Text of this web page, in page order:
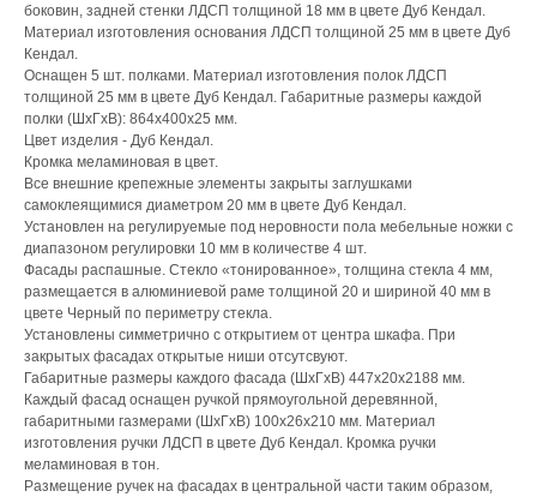
боковин, задней стенки ЛДСП толщиной 18 мм в цвете Дуб Кендал.
Материал изготовления основания ЛДСП толщиной 25 мм в цвете Дуб
Кендал.
Оснащен 5 шт. полками. Материал изготовления полок ЛДСП
толщиной 25 мм в цвете Дуб Кендал. Габаритные размеры каждой
полки (ШхГхВ): 864х400х25 мм.
Цвет изделия - Дуб Кендал.
Кромка меламиновая в цвет.
Все внешние крепежные элементы закрыты заглушками
самоклеящимися диаметром 20 мм в цвете Дуб Кендал.
Установлен на регулируемые под неровности пола мебельные ножки с
диапазоном регулировки 10 мм в количестве 4 шт.
Фасады распашные. Стекло «тонированное», толщина стекла 4 мм,
размещается в алюминиевой раме толщиной 20 и шириной 40 мм в
цвете Черный по периметру стекла.
Установлены симметрично с открытием от центра шкафа. При
закрытых фасадах открытые ниши отсутсвуют.
Габаритные размеры каждого фасада (ШхГхВ) 447х20х2188 мм.
Каждый фасад оснащен ручкой прямоугольной деревянной,
габаритными газмерами (ШхГхВ) 100х26х210 мм. Материал
изготовления ручки ЛДСП в цвете Дуб Кендал. Кромка ручки
меламиновая в тон.
Размещение ручек на фасадах в центральной части таким образом,